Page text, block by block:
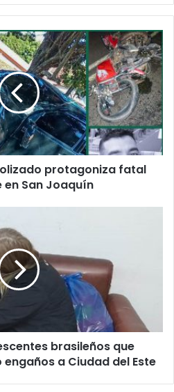
protagoniza fatal
San Joaquín
brasileños que
a Ciudad del Este